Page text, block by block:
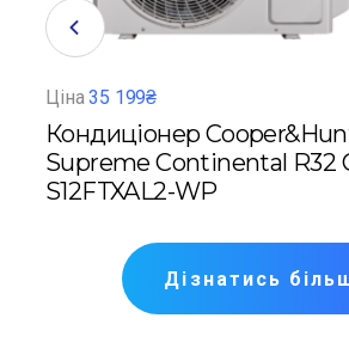
Ціна35 199₴
Кондиціонер
Supreme Continental R32
S12FTXAL2-WP
Дізнатись